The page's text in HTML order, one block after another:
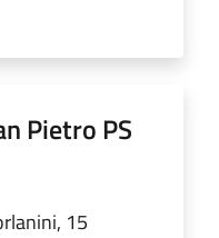
Pietro PS
15